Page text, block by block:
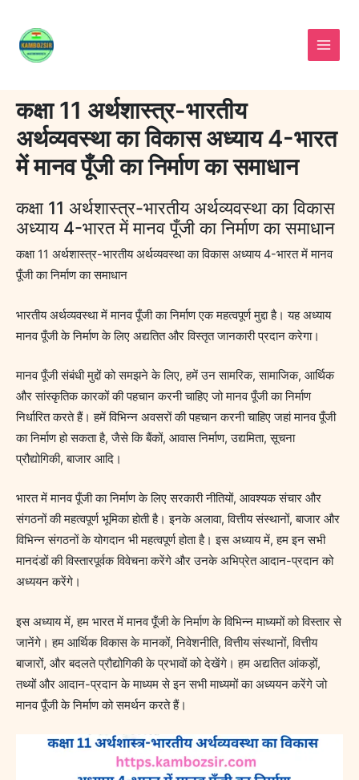
content
कक्षा 11 अर्थशास्त्र-भारतीय
अर्थव्यवस्था का विकास अध्याय 4-भारत
में मानव पूँजी का निर्माण का समाधान
कक्षा 11 अर्थशास्त्र-भारतीय अर्थव्यवस्था का विकास
अध्याय 4-भारत में मानव पूँजी का निर्माण का समाधान
कक्षा 11 अर्थशास्त्र-भारतीय अर्थव्यवस्था का विकास अध्याय 4-भारत में मानव
पूँजी का निर्माण का समाधान
भारतीय अर्थव्यवस्था में मानव पूँजी का निर्माण एक महत्वपूर्ण मुद्दा है। यह अध्याय
मानव पूँजी के निर्माण के लिए अद्यतित और विस्तृत जानकारी प्रदान करेगा।
मानव पूँजी संबंधी मुद्दों को समझने के लिए, हमें उन सामरिक, सामाजिक, आर्थिक
और सांस्कृतिक कारकों की पहचान करनी चाहिए जो मानव पूँजी का निर्माण
निर्धारित करते हैं। हमें विभिन्न अवसरों की पहचान करनी चाहिए जहां मानव पूँजी
का निर्माण हो सकता है, जैसे कि बैंकों, आवास निर्माण, उद्यमिता, सूचना
प्रौद्योगिकी, बाजार आदि।
भारत में मानव पूँजी का निर्माण के लिए सरकारी नीतियों, आवश्यक संचार और
संगठनों की महत्वपूर्ण भूमिका होती है। इनके अलावा, वित्तीय संस्थानों, बाजार और
विभिन्न संगठनों के योगदान भी महत्वपूर्ण होता है। इस अध्याय में, हम इन सभी
मानदंडों की विस्तारपूर्वक विवेचना करेंगे और उनके अभिप्रेत आदान-प्रदान को
अध्ययन करेंगे।
इस अध्याय में, हम भारत में मानव पूँजी के निर्माण के विभिन्न माध्यमों को विस्तार से
जानेंगे। हम आर्थिक विकास के मानकों, निवेशनीति, वित्तीय संस्थानों, वित्तीय
बाजारों, और बदलते प्रौद्योगिकी के प्रभावों को देखेंगे। हम अद्यतित आंकड़ों,
तथ्यों और आदान-प्रदान के माध्यम से इन सभी माध्यमों का अध्ययन करेंगे जो
मानव पूँजी के निर्माण को समर्थन करते हैं।